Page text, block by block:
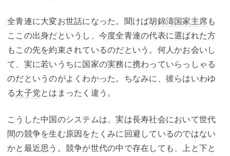
全青連に大変お世話になった。聞けば胡錦濤国家主席も
ここの出身だというし、今度全青連の代表に選ばれた方
もこの先を約束されているのだという。何人かお会いし
て、実に若いうちに国家の実務に携わっていらっしゃる
のだというのがよくわかった。ちなみに、彼らはいわゆ
る太子党とはまったく違う。
こうした中国のシステムは、実は長寿社会において世代
間の競争を生む原因をたくみに回避しているのではない
かと最近思う。競争が世代の中で存在しても、上と下と